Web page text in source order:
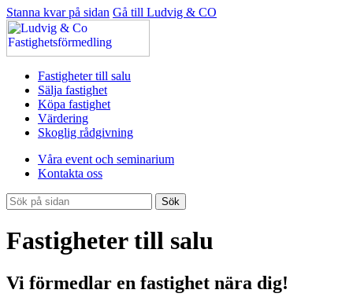
Stanna kvar på sidan Gå till Ludvig & CO
Fastigheter till salu
Sälja fastighet
Köpa fastighet
Värdering
Skoglig rådgivning
Våra event och seminarium
Kontakta oss
Sök
Fastigheter till salu
Vi förmedlar en fastighet nära dig!